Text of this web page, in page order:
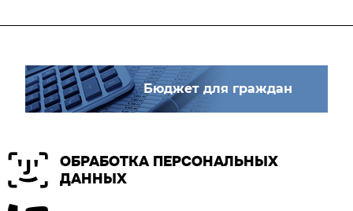
Бюджет для граждан
ОБРАБОТКА ПЕРСОНАЛЬНЫХ
ДАННЫХ